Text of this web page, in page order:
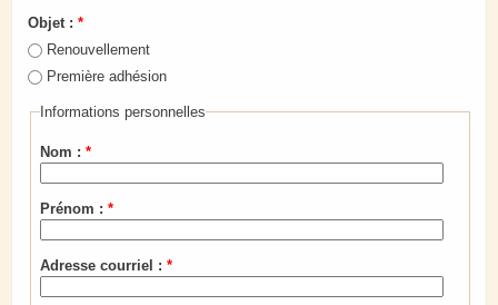
Objet : *
Renouvellement
Première adhésion
Informations personnelles
Nom :*
Prénom :*
Adresse courriel :*